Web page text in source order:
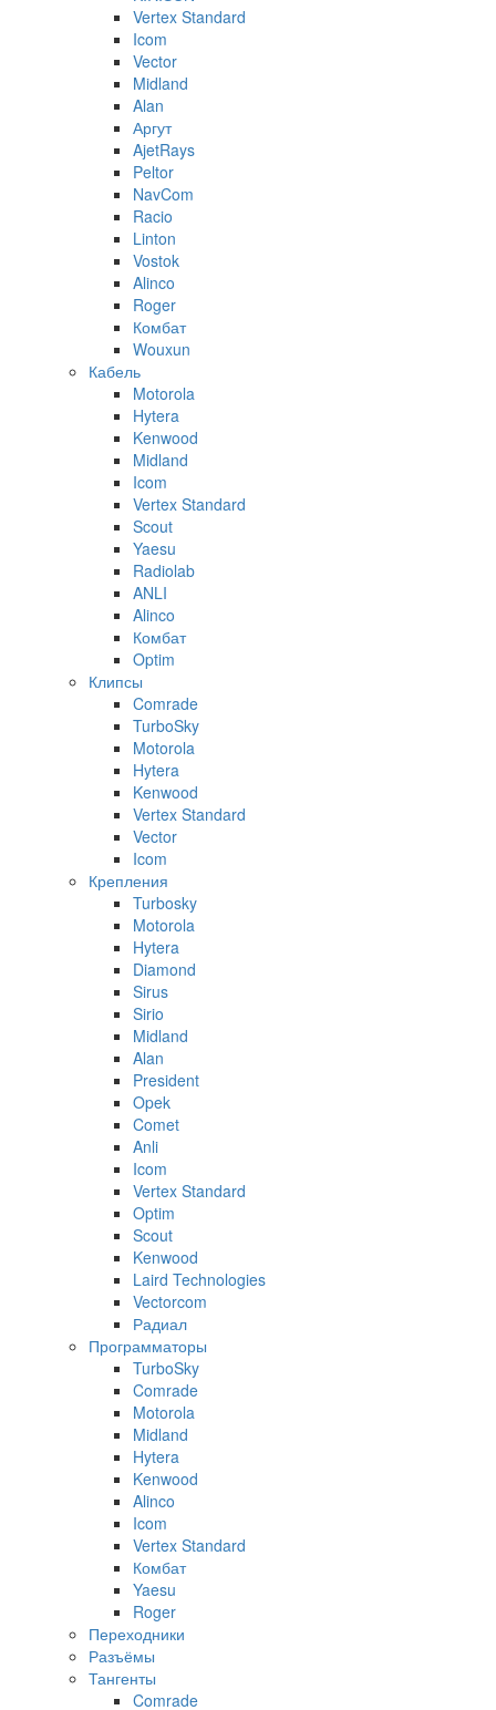
Vertex Standard
Icom
Vector
Midland
Alan
Аргут
AjetRays
Peltor
NavCom
Racio
Linton
Vostok
Alinco
Roger
Комбат
Wouxun
Кабель
Motorola
Hytera
Kenwood
Midland
Icom
Vertex Standard
Scout
Yaesu
Radiolab
ANLI
Alinco
Комбат
Optim
Клипсы
Comrade
TurboSky
Motorola
Hytera
Kenwood
Vertex Standard
Vector
Icom
Крепления
Turbosky
Motorola
Hytera
Diamond
Sirus
Sirio
Midland
Alan
President
Opek
Comet
Anli
Icom
Vertex Standard
Optim
Scout
Kenwood
Laird Technologies
Vectorcom
Радиал
Программаторы
TurboSky
Comrade
Motorola
Midland
Hytera
Kenwood
Alinco
Icom
Vertex Standard
Комбат
Yaesu
Roger
Переходники
Разъёмы
Тангенты
Comrade